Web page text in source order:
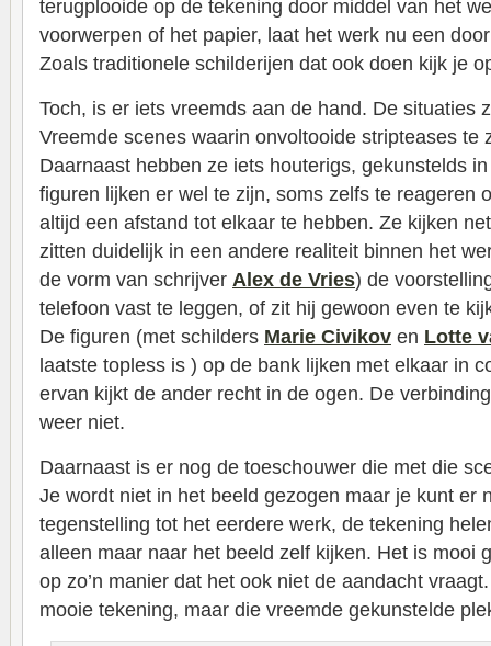
terugplooide op de tekening door middel van het
voorwerpen of het papier, laat het werk nu een
Zoals traditionele schilderijen dat ook doen kijk je
Toch, is er iets vreemds aan de hand. De situaties
Vreemde scenes waarin onvoltooide stripteases te
Daarnaast hebben ze iets houterigs, gekunstelds
figuren lijken er wel te zijn, soms zelfs te reageren
altijd een afstand tot elkaar te hebben. Ze kijken
zitten duidelijk in een andere realiteit binnen het
de vorm van schrijver Alex de Vries) de
telefoon vast te leggen, of zit hij gewoon even te
De figuren (met schilders Marie Civikov en Lotte
laatste topless is ) op de bank lijken met elkaar in
ervan kijkt de ander recht in de ogen. De
weer niet.
Daarnaast is er nog de toeschouwer die met die
Je wordt niet in het beeld gezogen maar je kunt er
tegenstelling tot het eerdere werk, de tekening
alleen maar naar het beeld zelf kijken. Het is mooi
op zo’n manier dat het ook niet de aandacht
mooie tekening, maar die vreemde gekunstelde